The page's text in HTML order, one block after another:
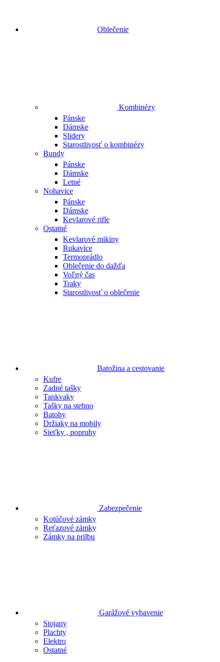
Oblečenie
Kombinézy
Pánske
Dámske
Slidery
Starostlivosť o kombinézy
Bundy
Pánske
Dámske
Letné
Nohavice
Pánske
Dámske
Kevlarové rifle
Ostatné
Kevlarové mikiny
Rukavice
Termoprádlo
Oblečenie do dažďa
Voľný čas
Traky
Starostlivosť o oblečenie
Batožina a cestovanie
Kufre
Zadné tašky
Tankvaky
Tašky na stehno
Batohy
Držiaky na mobily
Sieťky , popruhy
Zabezpečenie
Kotúčové zámky
Reťazové zámky
Zámky na prilbu
Garážové vybavenie
Stojany
Plachty
Elektro
Ostatné